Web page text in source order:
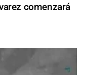
comenzará